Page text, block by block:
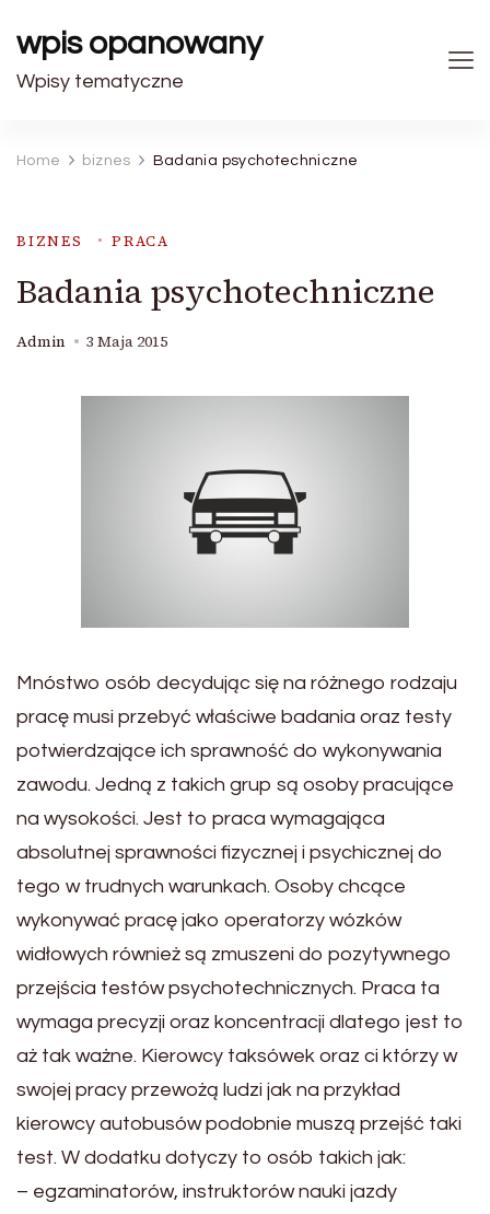
wpis opanowany
Wpisy tematyczne
Home biznes Badania psychotechniczne
BIZNES PRACA
Badania psychotechniczne
Admin 3 Maja 2015
Mnóstwo osób decydując się na różnego rodzaju
pracę musi przebyć właściwe badania oraz testy
potwierdzające ich sprawność do wykonywania
zawodu. Jedną z takich grup są osoby pracujące
na wysokości. Jest to praca wymagająca
absolutnej sprawności fizycznej i psychicznej do
tego w trudnych warunkach. Osoby chcące
wykonywać pracę jako operatorzy wózków
widłowych również są zmuszeni do pozytywnego
przejścia testów psychotechnicznych. Praca ta
wymaga precyzji oraz koncentracji dlatego jest to
aż tak ważne. Kierowcy taksówek oraz ci którzy w
swojej pracy przewożą ludzi jak na przykład
kierowcy autobusów podobnie muszą przejść taki
test. W dodatku dotyczy to osób takich jak:
– egzaminatorów, instruktorów nauki jazdy